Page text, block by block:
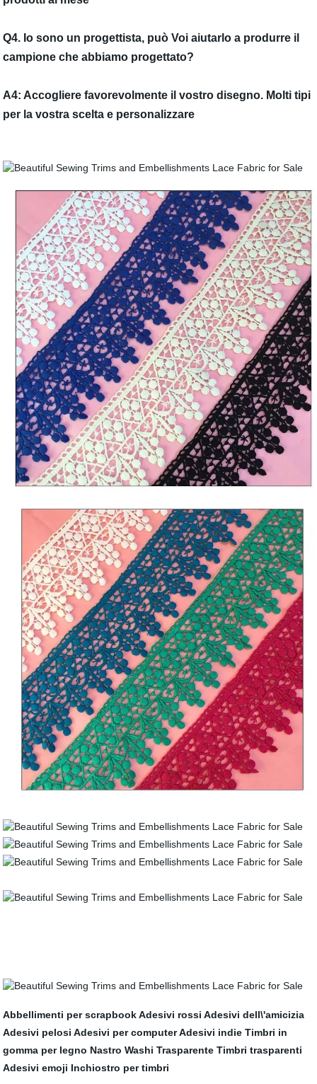
Q4. Io sono un progettista, può Voi aiutarlo a produrre il
campione che abbiamo progettato?
A4: Accogliere favorevolmente il vostro disegno. Molti tipi
per la vostra scelta e personalizzare
Abbellimenti per scrapbook Adesivi rossi Adesivi dell\'amicizia
Adesivi pelosi Adesivi per computerAdesivi indie Timbri in
gomma per legno Nastro Washi Trasparente Timbri trasparenti
Adesivi emoji Inchiostro per timbri